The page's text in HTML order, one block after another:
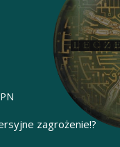
zagrożenie!?